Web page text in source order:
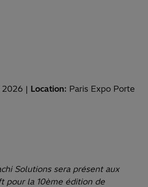
2026 | Location: Paris Expo Porte
Solutions sera présent aux
pour la 10ème édition de